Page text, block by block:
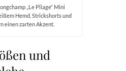
„Le Pliage“ Mini
Hemd, Strickshorts und
einen zarten Akzent.
und